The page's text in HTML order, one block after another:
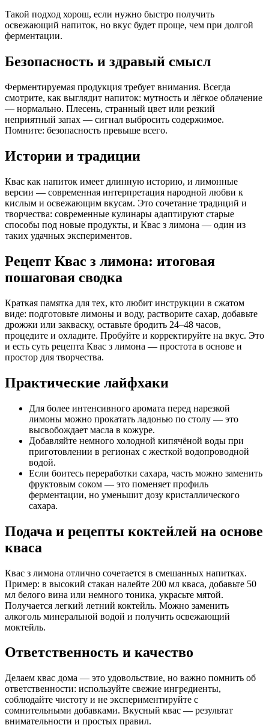
Такой подход хорош, если нужно быстро получить
освежающий напиток, но вкус будет проще, чем при долгой
ферментации.
Безопасность и здравый смысл
Ферментируемая продукция требует внимания. Всегда
смотрите, как выглядит напиток: мутность и лёгкое облачение
— нормально. Плесень, странный цвет или резкий
неприятный запах — сигнал выбросить содержимое.
Помните: безопасность превыше всего.
Истории и традиции
Квас как напиток имеет длинную историю, и лимонные
версии — современная интерпретация народной любви к
кислым и освежающим вкусам. Это сочетание традиций и
творчества: современные кулинары адаптируют старые
способы под новые продукты, и Квас з лимона — один из
таких удачных экспериментов.
Рецепт Квас з лимона: итоговая
пошаговая сводка
Краткая памятка для тех, кто любит инструкции в сжатом
виде: подготовьте лимоны и воду, растворите сахар, добавьте
дрожжи или закваску, оставьте бродить 24–48 часов,
процедите и охладите. Пробуйте и корректируйте на вкус. Это
и есть суть рецепта Квас з лимона — простота в основе и
простор для творчества.
Практические лайфхаки
Для более интенсивного аромата перед нарезкой
лимоны можно прокатать ладонью по столу — это
высвобождает масла в кожуре.
Добавляйте немного холодной кипячёной воды при
приготовлении в регионах с жесткой водопроводной
водой.
Если боитесь переработки сахара, часть можно заменить
фруктовым соком — это поменяет профиль
ферментации, но уменьшит дозу кристаллического
сахара.
Подача и рецепты коктейлей на основе
кваса
Квас з лимона отлично сочетается в смешанных напитках.
Пример: в высокий стакан налейте 200 мл кваса, добавьте 50
мл белого вина или немного тоника, украсьте мятой.
Получается легкий летний коктейль. Можно заменить
алкоголь минеральной водой и получить освежающий
моктейль.
Ответственность и качество
Делаем квас дома — это удовольствие, но важно помнить об
ответственности: используйте свежие ингредиенты,
соблюдайте чистоту и не экспериментируйте с
сомнительными добавками. Вкусный квас — результат
внимательности и простых правил.